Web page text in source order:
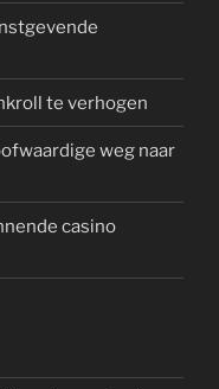
te verhogen
weg naar
casino